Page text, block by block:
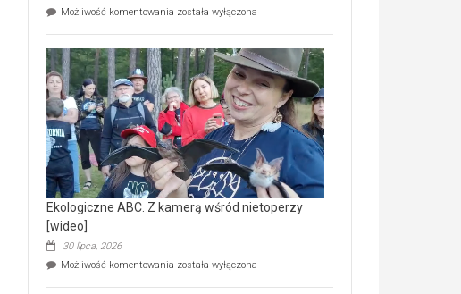
Możliwość komentowania Ekologiczne
–
prawdziwy
skarb
natury
[wideo]
została wyłączona
Ekologiczne ABC. Z kamerą wśród nietoperzy
[wideo]
30 lipca, 2026
Możliwość komentowania Ekologiczne
została wyłączona